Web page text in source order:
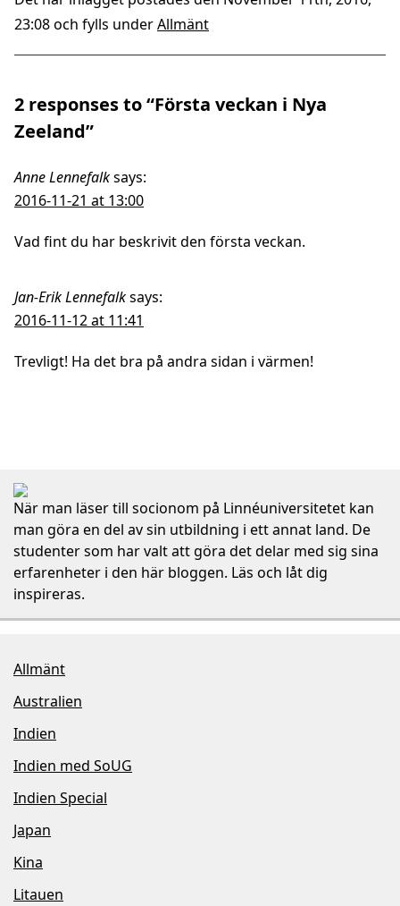
23:08 och fylls underAllmänt
2 responses to “Första veckan i Nya
Zeeland”
Anne Lennefalksays:
2016-11-21 at 13:00
Vad fint du har beskrivit den första veckan.
Jan-Erik Lennefalksays:
2016-11-12 at 11:41
Trevligt! Ha det bra på andra sidan i värmen!
När man läser till socionom på Linnéuniversitetet kan
man göra en del av sin utbildning i ett annat land. De
studenter som har valt att göra det delar med sig sina
erfarenheter i den här bloggen. Läs och låt dig
inspireras.
Allmänt
Australien
Indien
Indien med SoUG
Indien Special
Japan
Kina
Litauen